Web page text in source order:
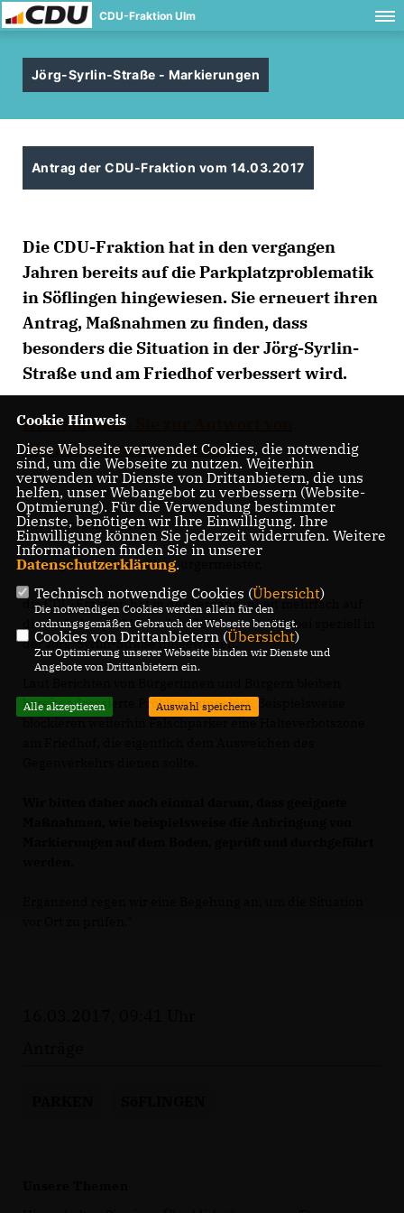
CDU-Fraktion Ulm
Jörg-Syrlin-Straße - Markierungen
Antrag der CDU-Fraktion vom 14.03.2017
Die CDU-Fraktion hat in den vergangen
Jahren bereits auf die Parkplatzproblematik
in Söflingen hingewiesen. Sie erneuert ihren
Antrag, Maßnahmen zu finden, dass
besonders die Situation in der Jörg-Syrlin-
Straße und am Friedhof verbessert wird.
Hier kommen Sie zur Antwort von
Oberbürgermeister Czisch.
Der Antrag im Wortlaut:
"Sehr geehrter Herr Oberbürgermeister,
die CDU-Fraktion hat in der Vergangenheit mehrfach auf
die Parkplatzproblematik in Söflingen und dabei speziell in
der Jörg-Syrlin-Straße hingewiesen.
bereits adressierte Probleme ungelöst. Beispielsweise
Cookie Hinweis
Diese Webseite verwendet Cookies, die notwendig
sind, um die Webseite zu nutzen. Weiterhin
verwenden wir Dienste von Drittanbietern, die uns
helfen, unser Webangebot zu verbessern (Website-
Optmierung). Für die Verwendung bestimmter
Dienste, benötigen wir Ihre Einwilligung. Ihre
Einwilligung können Sie jederzeit widerrufen. Weitere
Informationen finden Sie in unserer
Datenschutzerklärung.
Technisch notwendige Cookies (Übersicht)
Die notwendigen Cookies werden allein für den
ordnungsgemäßen Gebrauch der Webseite benötigt.
Cookies von Drittanbietern (Übersicht)
Zur Optimierung unserer Webseite binden wir Dienste und
Angebote von Drittanbietern ein.
Alle akzeptieren Auswahl speichern